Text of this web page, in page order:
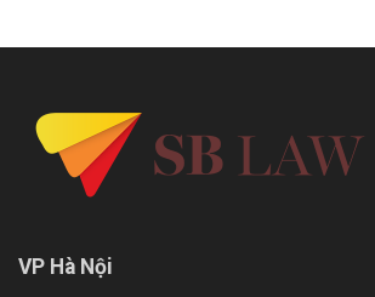
VP Hà Nội